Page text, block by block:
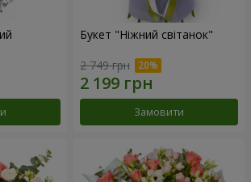
Букет "Ніжний світанок"
2 749 грн
Замовити